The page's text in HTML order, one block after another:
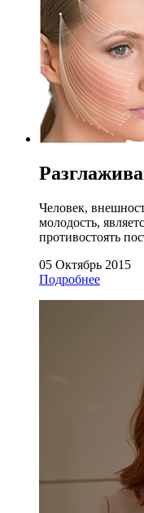
Человек,
молодость,
противостоять
05 Октябрь 2015
Подробнее